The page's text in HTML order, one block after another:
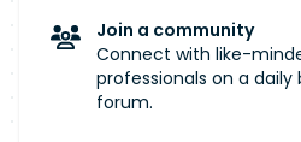
Compétences techniques
JavaScriptXML / XSL ASP
JBoss IIS Windows et Linux
Join a community
Connect with like-
professionals on a daily
forum.